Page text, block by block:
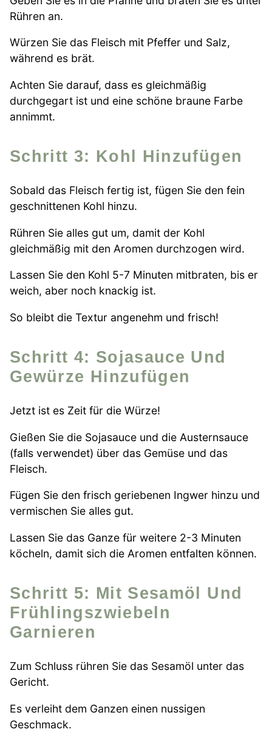
Rühren an.
Würzen Sie das Fleisch mit Pfeffer und Salz,
während es brät.
Achten Sie darauf, dass es gleichmäßig
durchgegart ist und eine schöne braune Farbe
annimmt.
Schritt 3: Kohl Hinzufügen
Sobald das Fleisch fertig ist, fügen Sie den fein
geschnittenen Kohl hinzu.
Rühren Sie alles gut um, damit der Kohl
gleichmäßig mit den Aromen durchzogen wird.
Lassen Sie den Kohl 5-7 Minuten mitbraten, bis er
weich, aber noch knackig ist.
So bleibt die Textur angenehm und frisch!
Schritt 4: Sojasauce Und
Gewürze Hinzufügen
Jetzt ist es Zeit für die Würze!
Gießen Sie die Sojasauce und die Austernsauce
(falls verwendet) über das Gemüse und das
Fleisch.
Fügen Sie den frisch geriebenen Ingwer hinzu und
vermischen Sie alles gut.
Lassen Sie das Ganze für weitere 2-3 Minuten
köcheln, damit sich die Aromen entfalten können.
Schritt 5: Mit Sesamöl Und
Frühlingszwiebeln
Garnieren
Zum Schluss rühren Sie das Sesamöl unter das
Gericht.
Es verleiht dem Ganzen einen nussigen
Geschmack.